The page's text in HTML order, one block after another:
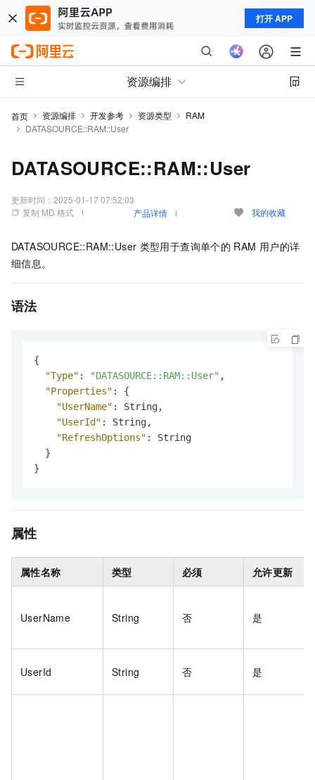
打开 APP
资源编排
首页 资源编排 开发参考 资源类型
RAM
DATASOURCE::RAM::User
DATASOURCE::RAM::User
更新时间： 2025-01-17 07:52:03
复制 MD 格式
产品详情 我的收藏
DATASOURCE::RAM::User 类型用于查询单个的 RAM 用户的详
细信息。
语法
{
"Type" : "DATASOURCE::RAM::User" ,
"Properties" :
{
"UserName" : String,
"UserId" : String,
"RefreshOptions" :
String
}
}
属性
属性名称 类型 必须 允许更新
UserName String 否 是
UserId String 否 是